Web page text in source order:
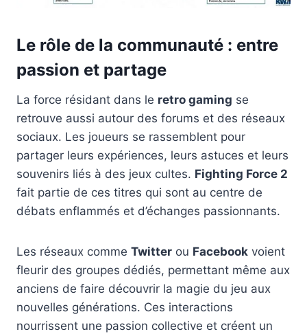
Le rôle de la communauté : entre
passion et partage
La force résidant dans le retro gaming se
retrouve aussi autour des forums et des réseaux
sociaux. Les joueurs se rassemblent pour
partager leurs expériences, leurs astuces et leurs
souvenirs liés à des jeux cultes. Fighting Force 2
fait partie de ces titres qui sont au centre de
débats enflammés et d’échanges passionnants.
Les réseaux comme Twitter ou Facebook voient
fleurir des groupes dédiés, permettant même aux
anciens de faire découvrir la magie du jeu aux
nouvelles générations. Ces interactions
nourrissent une passion collective et créent un